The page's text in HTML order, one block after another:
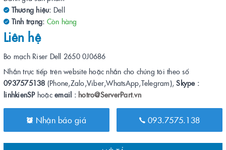
Thương hiệu: Dell
Tình trạng: Còn hàng
Liên hệ
Bo mạch Riser Dell 2650 0J0686
Nhắn trực tiếp trên website hoặc nhắn cho chúng tôi theo số
0937575138 (Phone,Zalo,Viber,WhatsApp,Telegram),Skype :
linhkienSPhoặc email : hotro@ServerPart.vn
Nhận báo giá 093.7575.138